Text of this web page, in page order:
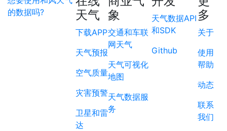
的数据吗?
天气
下载APP
天气预报
空气质量
灾害预警
卫星和雷
达
象
交通和车联
网天气
天气可视化
地图
天气数据服
务
天气数据API
和SDK
Github
多
关于
使用
帮助
动态
联系
我们